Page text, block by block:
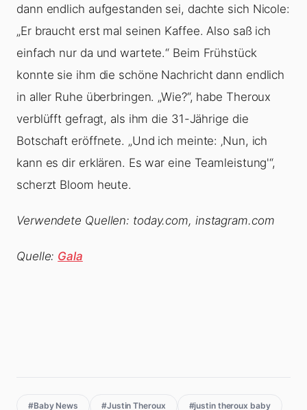
dann endlich aufgestanden sei, dachte sich Nicole:
„Er braucht erst mal seinen Kaffee. Also saß ich
einfach nur da und wartete.“ Beim Frühstück
konnte sie ihm die schöne Nachricht dann endlich
in aller Ruhe überbringen. „Wie?“, habe Theroux
verblüfft gefragt, als ihm die 31-Jährige die
Botschaft eröffnete. „Und ich meinte: ‚Nun, ich
kann es dir erklären. Es war eine Teamleistung'“,
scherzt Bloom heute.
Verwendete Quellen: today.com, instagram.com
Quelle: Gala
#Baby News #Justin Theroux #justin theroux baby